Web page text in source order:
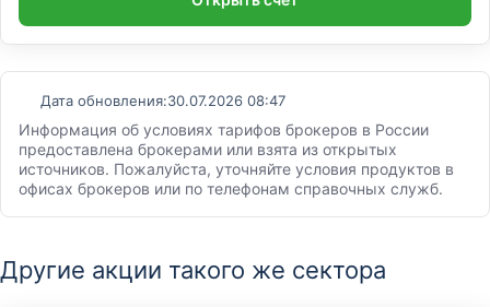
Дата обновления:30.07.2026 08:47
Информация об условиях тарифов брокеров в России
предоставлена брокерами или взята из открытых
источников. Пожалуйста, уточняйте условия продуктов в
офисах брокеров или по телефонам справочных служб.
Другие акции такого же сектора